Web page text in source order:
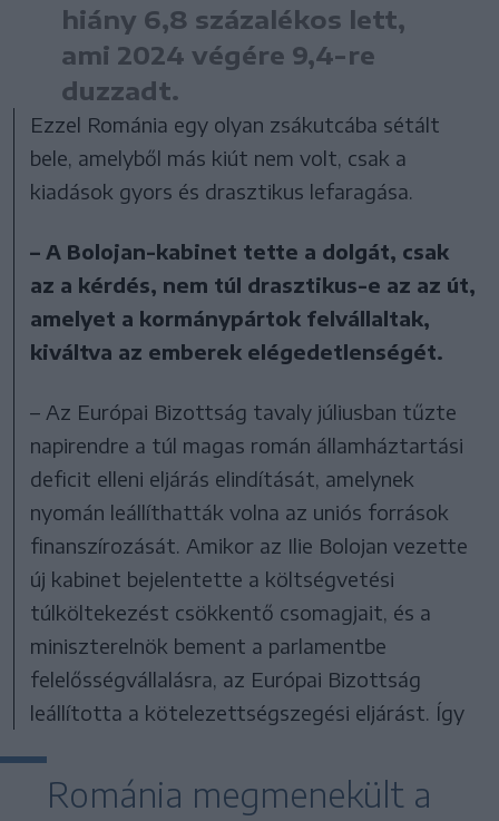
hiány 6,8 százalékos lett,
ami 2024 végére 9,4-re
duzzadt.
Ezzel Románia egy olyan zsákutcába sétált
bele, amelyből más kiút nem volt, csak a
kiadások gyors és drasztikus lefaragása.
– A Bolojan-kabinet tette a dolgát, csak
az a kérdés, nem túl drasztikus-e az az út,
amelyet a kormánypártok felvállaltak,
kiváltva az emberek elégedetlenségét.
– Az Európai Bizottság tavaly júliusban tűzte
napirendre a túl magas román államháztartási
deficit elleni eljárás elindítását, amelynek
nyomán leállíthatták volna az uniós források
finanszírozását. Amikor az Ilie Bolojan vezette
új kabinet bejelentette a költségvetési
túlköltekezést csökkentő csomagjait, és a
miniszterelnök bement a parlamentbe
felelősségvállalásra, az Európai Bizottság
leállította a kötelezettségszegési eljárást. Így
Románia megmenekült a